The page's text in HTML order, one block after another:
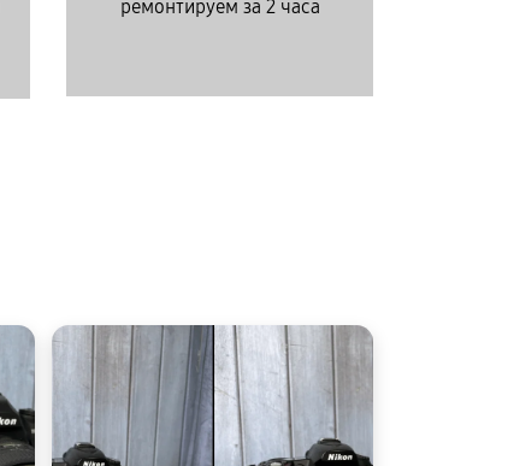
ремонтируем за 2 часа